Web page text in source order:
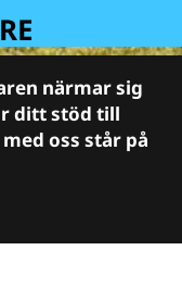
närmar sig
ditt stöd till
oss står på